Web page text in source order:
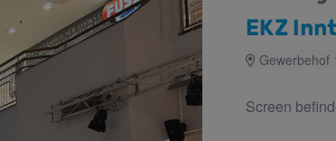
EKZ
Gewerbehof
Screen